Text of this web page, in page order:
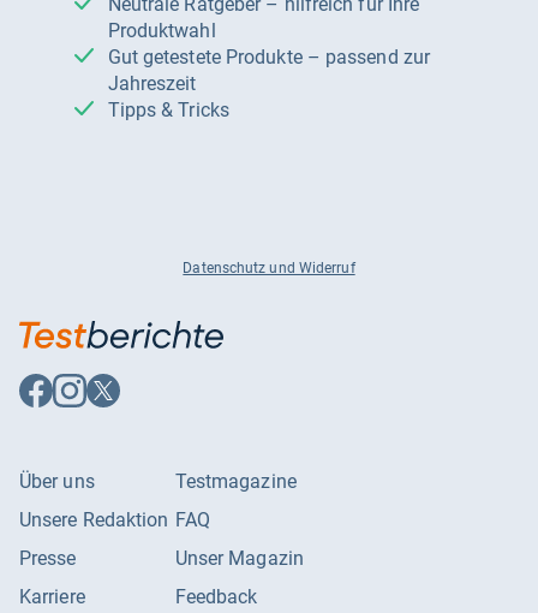
Produktwahl
Gut getestete Produkte – passend zur
Jahreszeit
Tipps & Tricks
Datenschutz und Widerruf
Auf
Facebook
Auf
Instagram
Auf
X
Über uns
Unsere Redaktion
Presse
Karriere
Testmagazine
FAQ
Unser Magazin
Feedback